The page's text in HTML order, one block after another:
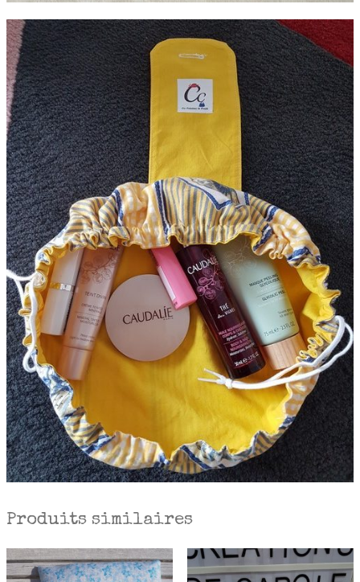
Produits similaires